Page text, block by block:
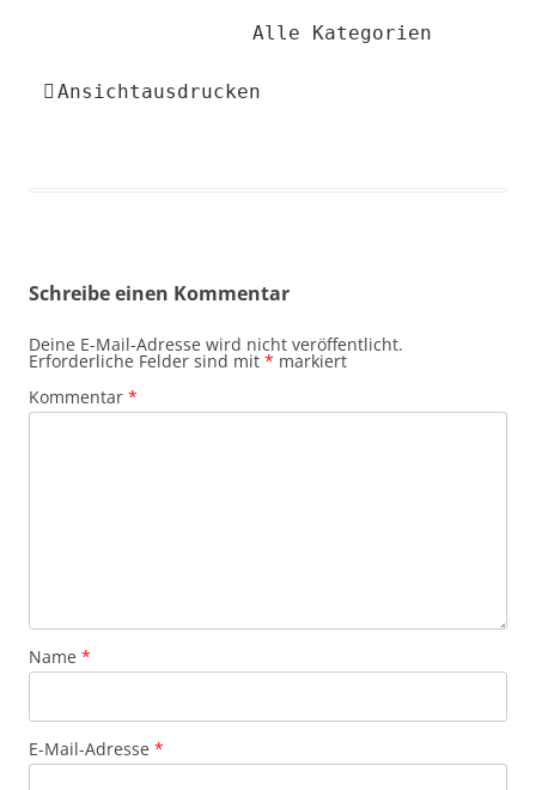
Alle Kategorien
Ansichtausdrucken
Schreibe einen Kommentar
Deine E-Mail-Adresse wird nicht veröffentlicht.
Erforderliche Felder sind mit * markiert
Kommentar *
Name *
E-Mail-Adresse *